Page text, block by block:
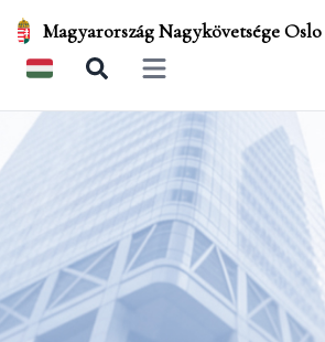
Magyarország Nagykövetsége Oslo
Open main menu